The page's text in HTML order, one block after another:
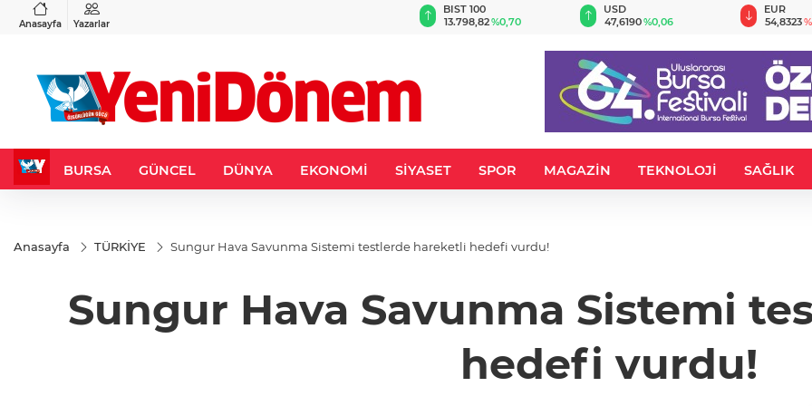
Anasayfa Yazarlar
%0,37
BIST 100
13.798,82%0,70
USD
47,6190%0,06
EUR
54,8323
BURSA GÜNCEL DÜNYA EKONOMİ SİYASET SPOR MAGAZİN TEKNOLOJİ SAĞLIK
Anasayfa TÜRKİYE Sungur Hava Savunma Sistemi testlerde hareketli hedefi vurdu!
Sungur Hava Savunma Sistemi
hedefi vurdu!